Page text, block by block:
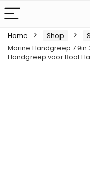
Home Shop
Marine Handgreep 7.9in
Handgreep voor Boot